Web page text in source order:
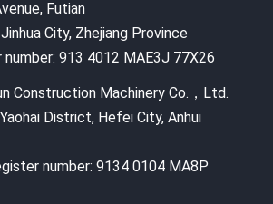
Futian
City, Zhejiang Province
913 4012 MAE3J 77X26
Construction Machinery Co.，Ltd.
District, Hefei City, Anhui
number: 9134 0104 MA8P